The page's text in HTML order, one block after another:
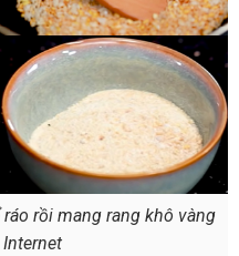
rồi mang rang khô vàng